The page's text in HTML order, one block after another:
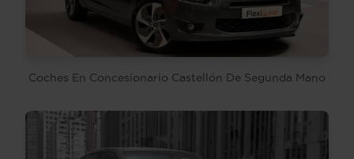
Coches En Concesionario Castellón De Segunda Mano